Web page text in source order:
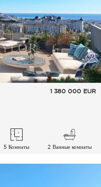
1 380 000 EUR
5 Комнаты 2 Ванные комнаты